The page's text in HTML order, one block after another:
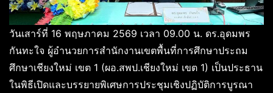
วันเสาร์ที่ 16 พฤษภาคม 2569 เวลา 09.00 น. ดร.อุดมพร
กันทะใจ ผู้อำนวยการสำนักงานเขตพื้นที่การศึกษาประถม
ศึกษาเชียงใหม่ เขต 1 (ผอ.สพป.เชียงใหม่ เขต 1) เป็นประธาน
ในพิธีเปิดและบรรยายพิเศษการประชุมเชิงปฏิบัติการบูรณา